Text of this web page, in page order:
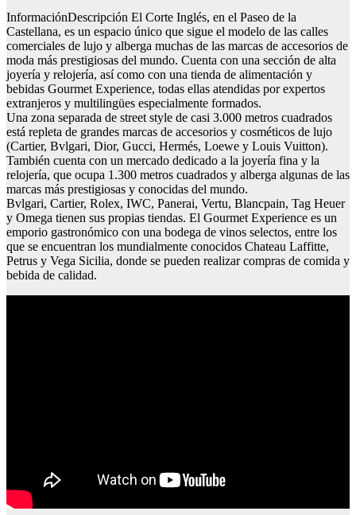
InformaciónDescripción El Corte Inglés, en el Paseo de la
Castellana, es un espacio único que sigue el modelo de las calles
comerciales de lujo y alberga muchas de las marcas de accesorios de
moda más prestigiosas del mundo. Cuenta con una sección de alta
joyería y relojería, así como con una tienda de alimentación y
bebidas Gourmet Experience, todas ellas atendidas por expertos
extranjeros y multilingües especialmente formados.
Una zona separada de street style de casi 3.000 metros cuadrados
está repleta de grandes marcas de accesorios y cosméticos de lujo
(Cartier, Bvlgari, Dior, Gucci, Hermés, Loewe y Louis Vuitton).
También cuenta con un mercado dedicado a la joyería fina y la
relojería, que ocupa 1.300 metros cuadrados y alberga algunas de las
marcas más prestigiosas y conocidas del mundo.
Bvlgari, Cartier, Rolex, IWC, Panerai, Vertu, Blancpain, Tag Heuer
y Omega tienen sus propias tiendas. El Gourmet Experience es un
emporio gastronómico con una bodega de vinos selectos, entre los
que se encuentran los mundialmente conocidos Chateau Laffitte,
Petrus y Vega Sicilia, donde se pueden realizar compras de comida y
bebida de calidad.